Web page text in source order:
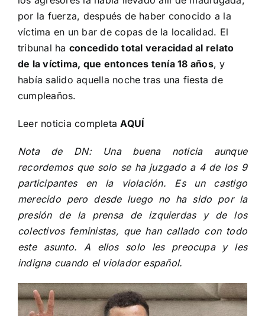
por la fuerza, después de haber conocido a la
víctima en un bar de copas de la localidad. El
tribunal ha concedido total veracidad al relato
de la víctima, que entonces tenía 18 años, y
había salido aquella noche tras una fiesta de
cumpleaños.
Leer noticia completaAQUÍ
Nota de DN: Una buena noticia aunque
recordemos que solo se ha juzgado a 4 de los 9
participantes en la violación. Es un castigo
merecido pero desde luego no ha sido por la
presión de la prensa de izquierdas y de los
colectivos feministas, que han callado con todo
este asunto. A ellos solo les preocupa y les
indigna cuando el violador español.